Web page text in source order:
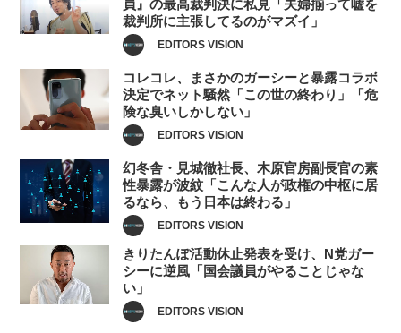
員』の最高裁判決に私見「夫婦揃って嘘を
裁判所に主張してるのがマズイ」
EDITORS VISION
コレコレ、まさかのガーシーと暴露コラボ
決定でネット騒然「この世の終わり」「危
険な臭いしかしない」
EDITORS VISION
幻冬舎・見城徹社長、木原官房副長官の素
性暴露が波紋「こんな人が政権の中枢に居
るなら、もう日本は終わる」
EDITORS VISION
きりたんぽ活動休止発表を受け、N党ガー
シーに逆風「国会議員がやることじゃな
い」
EDITORS VISION